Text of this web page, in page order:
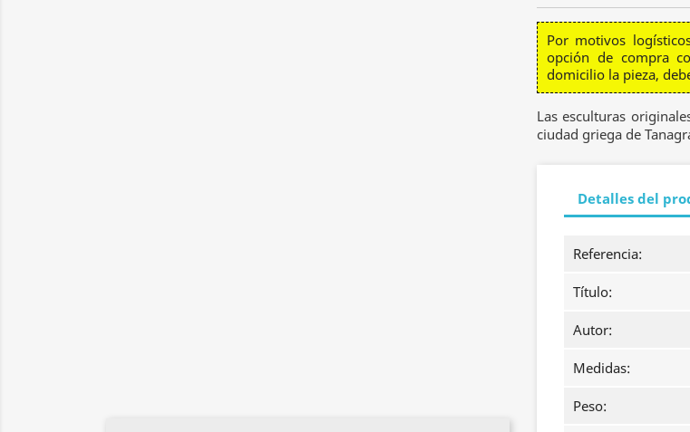
Por motivos
opción de compra
domicilio la pieza,
Las esculturas
ciudad griega de
Detalles del
Referencia:
Título:
Autor:
Medidas:
Peso: